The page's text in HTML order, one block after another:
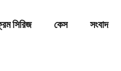
সিরিজ কেস সংবাদ